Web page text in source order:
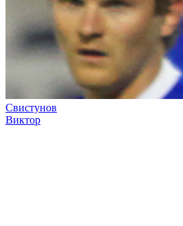
Свистунов
Виктор